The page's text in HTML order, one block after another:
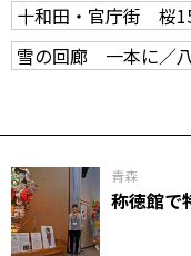
十和田・官庁街 桜
雪の回廊 一本に／
青森
称徳館で